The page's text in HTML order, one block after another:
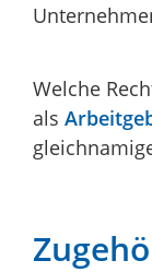
Welche
als